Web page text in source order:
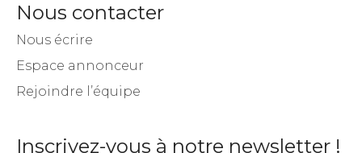
Nous contacter
Nous écrire
Espace annonceur
Rejoindre l’équipe
Inscrivez-vous à notre newsletter !